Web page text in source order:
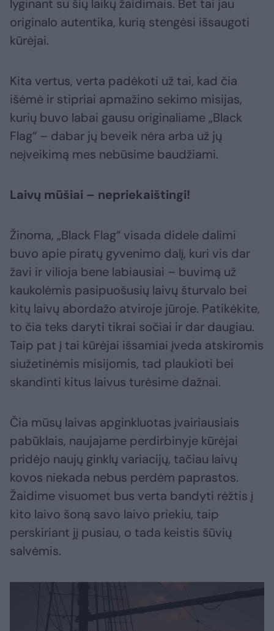
lyginant su šių laikų žaidimais. Bet tai jau
originalo autentika, kurią stengėsi išsaugoti
kūrėjai.
Kita vertus, verta padėkoti už tai, kad čia
išėmė ir stipriai apmažino sekimo misijas,
kurių buvo labai gausu originaliame „Black
Flag“ – dabar jų beveik nėra arba už jų
neįveikimą mes nebūsime baudžiami.
Laivų mūšiai – nepriekaištingi!
Žinoma, „Black Flag“ visada didele dalimi
buvo apie piratų gyvenimo dalį, kuri vis dar
žavi ir vilioja bene labiausiai – buvimą už
kaukolėmis pasipuošusių laivų šturvalo bei
kitų laivų abordažo atviroje jūroje. Patikėkite,
to čia teks daryti tikrai sočiai ir dar daugiau.
Taip pat į tai kūrėjai išsamiai įveda atskiromis
siužetinėmis misijomis, tad plaukioti bei
skandinti kitus laivus turėsime dažnai.
Čia mūsų laivas apginkluotas įvairiausiais
pabūklais, naujajame perdirbinyje kūrėjai
pridėjo naujų ginklų variacijų, tačiau laivų
kovos niekada nebus perdėm paprastos.
Žaidime visuomet bus verta bandyti rėžtis į
kito laivo šoną savo laivo priekiu, taip
perskiriant jį pusiau, o tada keistis šūvių
salvėmis.